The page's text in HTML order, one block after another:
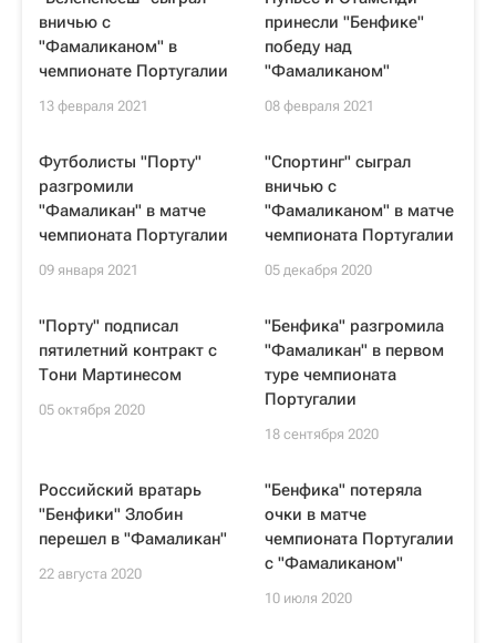
вничью с
"Фамаликаном" в
чемпионате Португалии
13 февраля 2021
принесли "Бенфике"
победу над
"Фамаликаном"
08 февраля 2021
Футболисты "Порту"
разгромили
"Фамаликан" в матче
чемпионата Португалии
09 января 2021
"Спортинг" сыграл
вничью с
"Фамаликаном" в матче
чемпионата Португалии
05 декабря 2020
"Порту" подписал
пятилетний контракт с
Тони Мартинесом
05 октября 2020
"Бенфика" разгромила
"Фамаликан" в первом
туре чемпионата
Португалии
18 сентября 2020
Российский вратарь
"Бенфики" Злобин
перешел в "Фамаликан"
22 августа 2020
"Бенфика" потеряла
очки в матче
чемпионата Португалии
с "Фамаликаном"
10 июля 2020